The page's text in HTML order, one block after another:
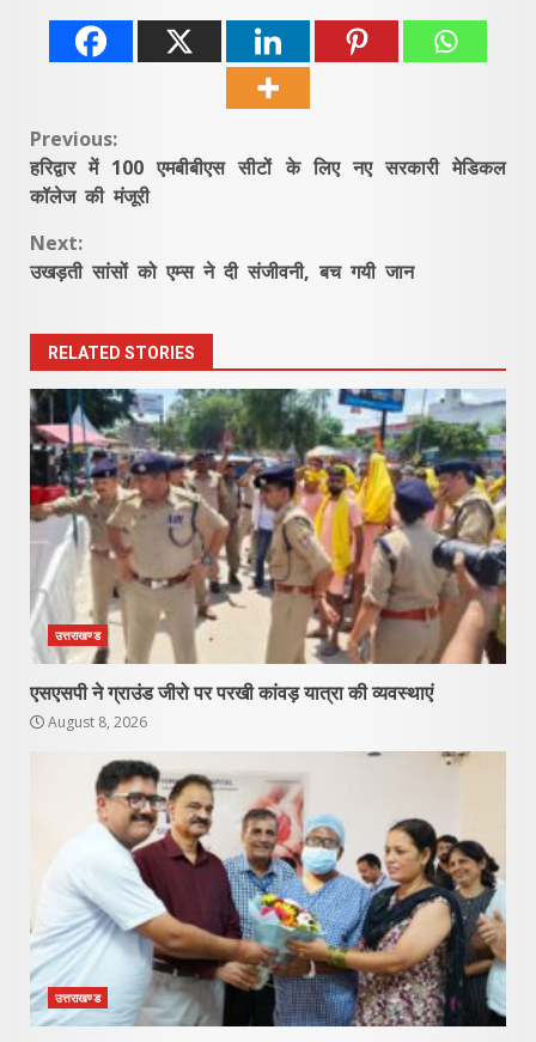
Continue
Reading
Previous:
हरिद्वार में 100 एमबीबीएस सीटों के लिए नए सरकारी मेडिकल
कॉलेज की मंजूरी
Next:
उखड़ती सांसों को एम्स ने दी संजीवनी, बच गयी जान
RELATED STORIES
उत्तराखण्ड
एसएसपी ने ग्राउंड जीरो पर परखी कांवड़ यात्रा की व्यवस्थाएं
August 8, 2026
उत्तराखण्ड